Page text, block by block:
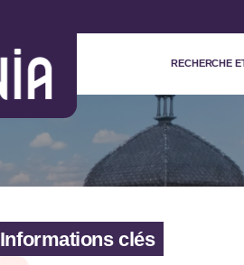
RECHERCHE
Informations clés